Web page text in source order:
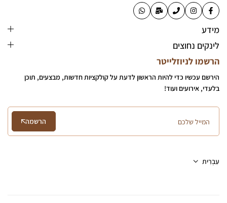
מידע
לינקים נחוצים
הרשמו לניוזלייטר
הירשם עכשיו כדי להיות הראשון לדעת על קולקציות חדשות, מבצעים, תוכן
בלעדי, אירועים ועוד!
הרשמה
עִבְרִית